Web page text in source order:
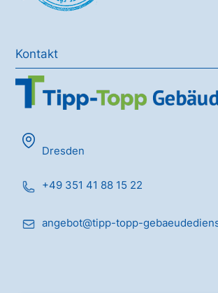
Kontakt
Dresden
+49 351 41 88 15 22
angebot@tipp-topp-